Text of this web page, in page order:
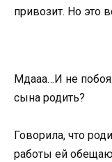
привозит. Но это
Мдааа…И не
сына родить?
Говорила, что
работы ей